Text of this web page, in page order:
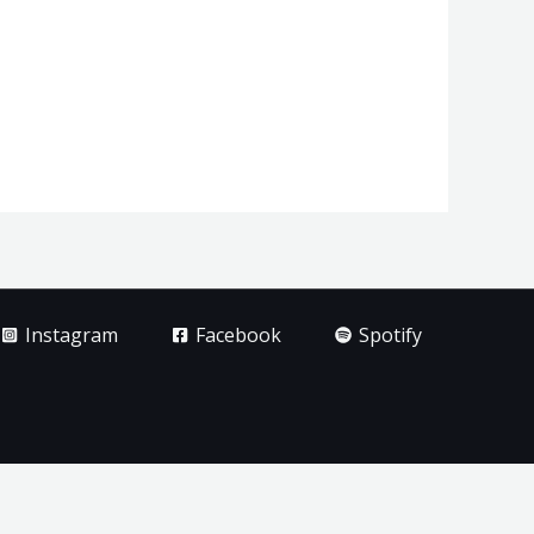
Instagram Facebook Spotify